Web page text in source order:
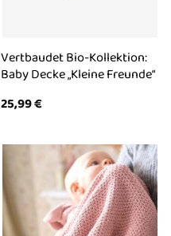
Vertbaudet Bio-Kollektion:
Baby Decke „Kleine Freunde“
25,99€